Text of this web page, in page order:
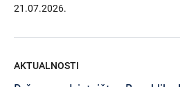
21.07.2026.
AKTUALNOSTI